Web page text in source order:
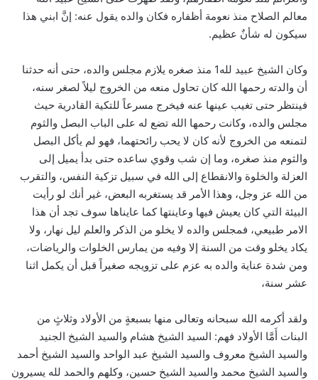
معالم الصلاح منذ نعومة أظفاره فكان والده يقول عنه: إنَّ ابني هذا
سيكون له شأنٌ عظيم.
وكان الشيخ عبيد لله1 منذ صغره يلازم مجلس والده، حتى أنه حدثنا
أن والدته رحمها الله كان تحاول منعه من الخروج ليلاً لصغر سنه،
فينتظر حتى تغيب عينها عنه فيخرج مسرعاً للتكية القادرية حيث
مجلس والده، وكانت رحمها الله تضع له على الباب البصل والثوم
لتمنعه من الخروج لأنه كان لا يحب رائحتهما، فهو لم يأكل البصل
والثوم منذ صغره، وما إن شب وقوي ساعده حتى بدأ يميل إلى
العزلة والخلوة والانقطاع إلى الله في سبيل تزكية النفس، والتقرب
من الله عز وجل، وهذا الأمر قد يستغربه البعض، غير أنك لو رأيت
البيئة التي كان يعيش فيها وعاينتها كما عايناها سوف تجد أن هذا
الامر طبيعي، فمجلس والده لا يخلو من الذكر والعلم ليل نهار، ولا
يكاد يخلو وقت من السنة إلا وفيه من يمارس الخلوات والرياضات،
ومن شدة عناية والده به عزم على تزويجه صغيراً قبل أن يكمل اثنا
عشر سنة،
ولقد أكرمه الله سبحانه وتعالى منها بسبعةٍ من الأولاد وثلاثٍ من
البنات أَمَّا الأولاد فهم: السيد الشيخ هشام والسيد الشيخ الجنيد
والسيد الشيخ معروف والسيد الشيخ عبد الواحد والسيد الشيخ أحمد
والسيد الشيخ محمد والسيد الشيخ حسين، وكلهم والحمد لله يسيرون